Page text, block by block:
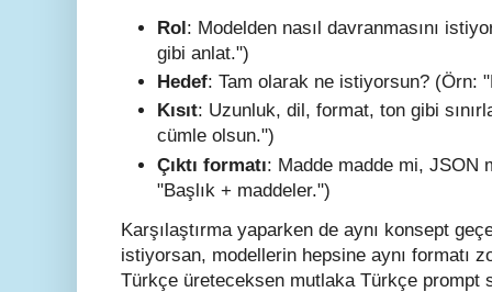
Rol: Modelden nasıl davranmasını
gibi anlat.")
Hedef: Tam olarak ne istiyorsun? (Örn:
Kısıt: Uzunluk, dil, format, ton gibi
cümle olsun.")
Çıktı formatı: Madde madde mi, JSON
"Başlık + maddeler.")
Karşılaştırma yaparken de aynı konsept
istiyorsan, modellerin hepsine aynı formatı
Türkçe üreteceksen mutlaka Türkçe prompt